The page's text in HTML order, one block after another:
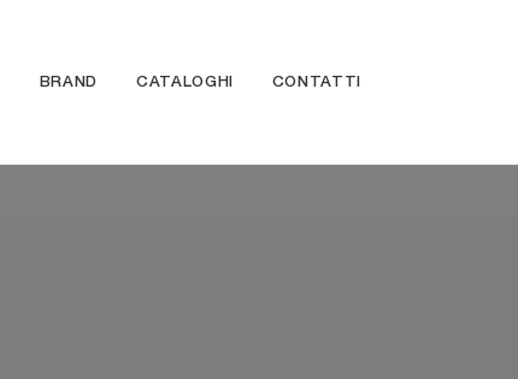
BRAND CATALOGHI CONTATTI